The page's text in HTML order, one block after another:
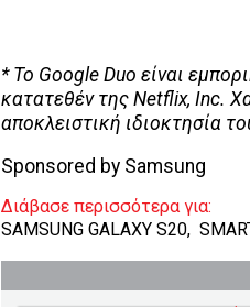
* Το Google Duo είναι
κατατεθέν της Netflix, Inc.
αποκλειστική ιδιοκτησία
Sponsored by Samsung
Διάβασε περισσότερα για:
SAMSUNG GALAXY S20,